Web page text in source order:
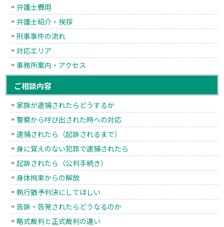
弁護士費用
弁護士紹介・挨拶
刑事事件の流れ
対応エリア
事務所案内・アクセス
ご相談内容
家族が逮捕されたらどうするか
警察から呼び出された時への対応
逮捕されたら（起訴されるまで）
身に覚えのない犯罪で逮捕されたら
起訴されたら（公判手続き）
身体拘束からの解放
執行猶予判決にしてほしい
告訴・告発されたらどうなるのか
略式裁判と正式裁判の違い